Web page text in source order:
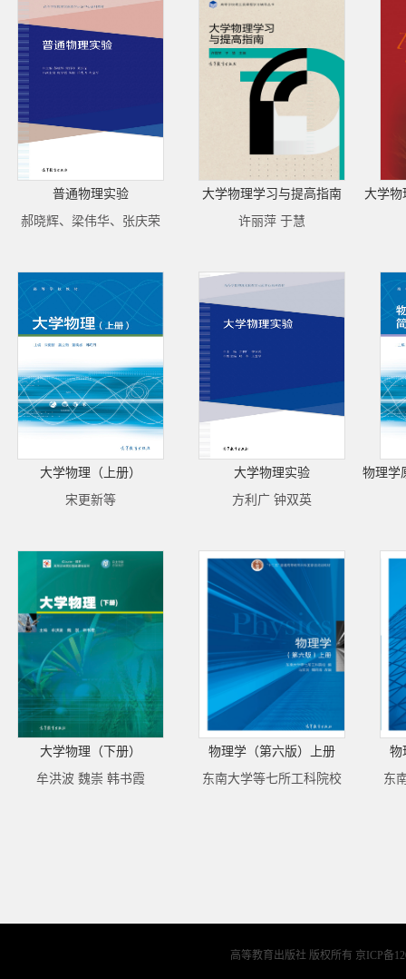
普通物理实验
郝晓辉、梁伟华、张庆荣
大学物理学习与提高指南
许丽萍 于慧
大学物
大学物理（上册）
宋更新等
大学物理实验
方利广 钟双英
大学物理（下册）
牟洪波 魏崇 韩书霞
物理学（第六版）上册
东南大学等七所工科院校
物
东
高等教育出版社 版权所有 京ICP备